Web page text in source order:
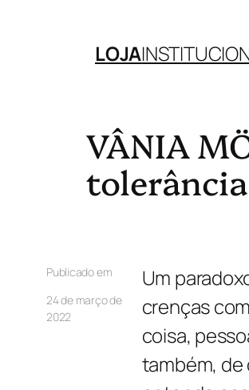
LOJA
VÂNIA
tolerância
Publicado em
24 de março de
2022
Um
crenças
coisa,
também, de